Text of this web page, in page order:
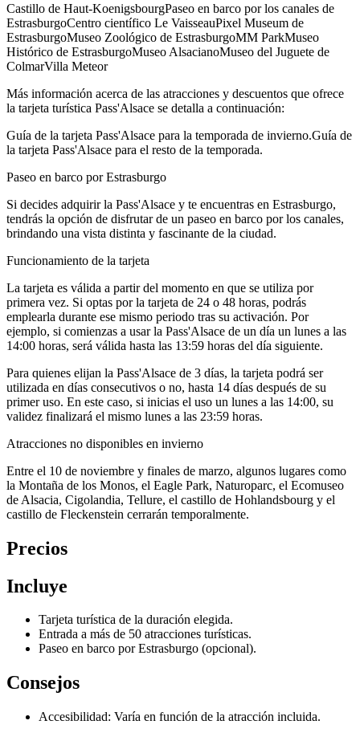
Castillo de Haut-KoenigsbourgPaseo en barco por los canales de
EstrasburgoCentro científico Le VaisseauPixel Museum de
EstrasburgoMuseo Zoológico de EstrasburgoMM ParkMuseo
Histórico de EstrasburgoMuseo AlsacianoMuseo del Juguete de
ColmarVilla Meteor
Más información acerca de las atracciones y descuentos que ofrece
la tarjeta turística Pass'Alsace se detalla a continuación:
Guía de la tarjeta Pass'Alsace para la temporada de invierno.Guía de
la tarjeta Pass'Alsace para el resto de la temporada.
Paseo en barco por Estrasburgo
Si decides adquirir la Pass'Alsace y te encuentras en Estrasburgo,
tendrás la opción de disfrutar de un paseo en barco por los canales,
brindando una vista distinta y fascinante de la ciudad.
Funcionamiento de la tarjeta
La tarjeta es válida a partir del momento en que se utiliza por
primera vez. Si optas por la tarjeta de 24 o 48 horas, podrás
emplearla durante ese mismo periodo tras su activación. Por
ejemplo, si comienzas a usar la Pass'Alsace de un día un lunes a las
14:00 horas, será válida hasta las 13:59 horas del día siguiente.
Para quienes elijan la Pass'Alsace de 3 días, la tarjeta podrá ser
utilizada en días consecutivos o no, hasta 14 días después de su
primer uso. En este caso, si inicias el uso un lunes a las 14:00, su
validez finalizará el mismo lunes a las 23:59 horas.
Atracciones no disponibles en invierno
Entre el 10 de noviembre y finales de marzo, algunos lugares como
la Montaña de los Monos, el Eagle Park, Naturoparc, el Ecomuseo
de Alsacia, Cigolandia, Tellure, el castillo de Hohlandsbourg y el
castillo de Fleckenstein cerrarán temporalmente.
Precios
Incluye
Tarjeta turística de la duración elegida.
Entrada a más de 50 atracciones turísticas.
Paseo en barco por Estrasburgo (opcional).
Consejos
Accesibilidad: Varía en función de la atracción incluida.